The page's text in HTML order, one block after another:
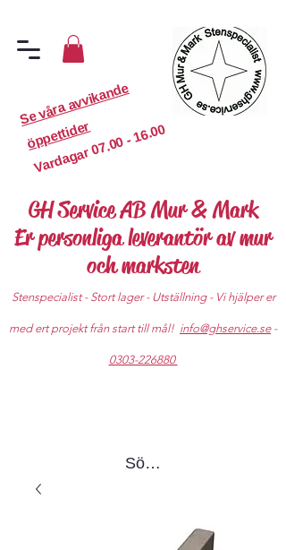
S
e
v
år
a
a
v
vi
k
a
n
d
e
ö
p
p
etti
d
er
Vardagar
07.00 - 16.00
GH Service AB Mur & Mark
Er personliga leverantör av mur
och marksten
Stenspecialist - Stort lager - Utställning - Vi hjälper er
med ert projekt från start till mål! info@ghservice.se-
0303-226880
Sök produkter